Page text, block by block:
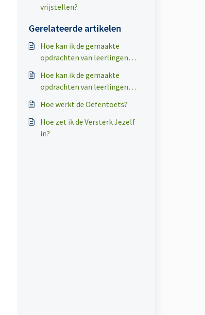
vrijstellen?
Gerelateerde artikelen
Hoe kan ik de gemaakte
opdrachten van leerlingen
Hoe kan ik de gemaakte
opdrachten van leerlingen
Hoe werkt de Oefentoets?
Hoe zet ik de Versterk Jezelf
in?